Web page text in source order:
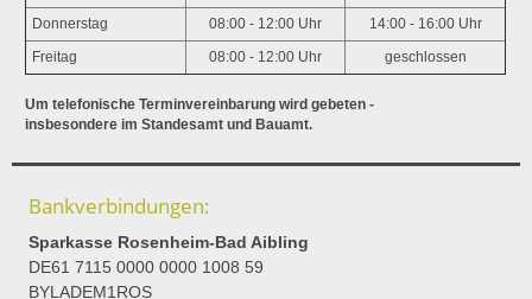
Donnerstag 08:00 - 12:00 Uhr 14:00 - 16:00 Uhr
Freitag 08:00 - 12:00 Uhr geschlossen
Um telefonische Terminvereinbarung wird gebeten -
insbesondere im Standesamt und Bauamt.
Bankverbindungen:
Sparkasse Rosenheim-Bad Aibling
DE61 7115 0000 0000 1008 59
BYLADEM1ROS